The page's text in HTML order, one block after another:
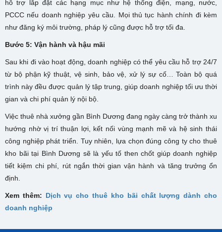
hỗ trợ lắp đặt các hạng mục như hệ thống điện, mạng, nước,
PCCC nếu doanh nghiệp yêu cầu. Mọi thủ tục hành chính đi kèm
như đăng ký môi trường, pháp lý cũng được hỗ trợ tối đa.
Bước 5: Vận hành và hậu mãi
Sau khi đi vào hoạt động, doanh nghiệp có thể yêu cầu hỗ trợ 24/7
từ bộ phận kỹ thuật, vệ sinh, bảo vệ, xử lý sự cố… Toàn bộ quá
trình này đều được quản lý tập trung, giúp doanh nghiệp tối ưu thời
gian và chi phí quản lý nội bộ.
Việc thuê nhà xưởng gần Bình Dương đang ngày càng trở thành xu
hướng nhờ vị trí thuận lợi, kết nối vùng mạnh mẽ và hệ sinh thái
công nghiệp phát triển. Tuy nhiên, lựa chọn đúng công ty cho thuê
kho bãi tại Bình Dương sẽ là yếu tố then chốt giúp doanh nghiệp
tiết kiệm chi phí, rút ngắn thời gian vận hành và tăng trưởng ổn
định.
Xem thêm: Dịch vụ cho thuê kho bãi chất lượng dành cho
doanh nghiệp